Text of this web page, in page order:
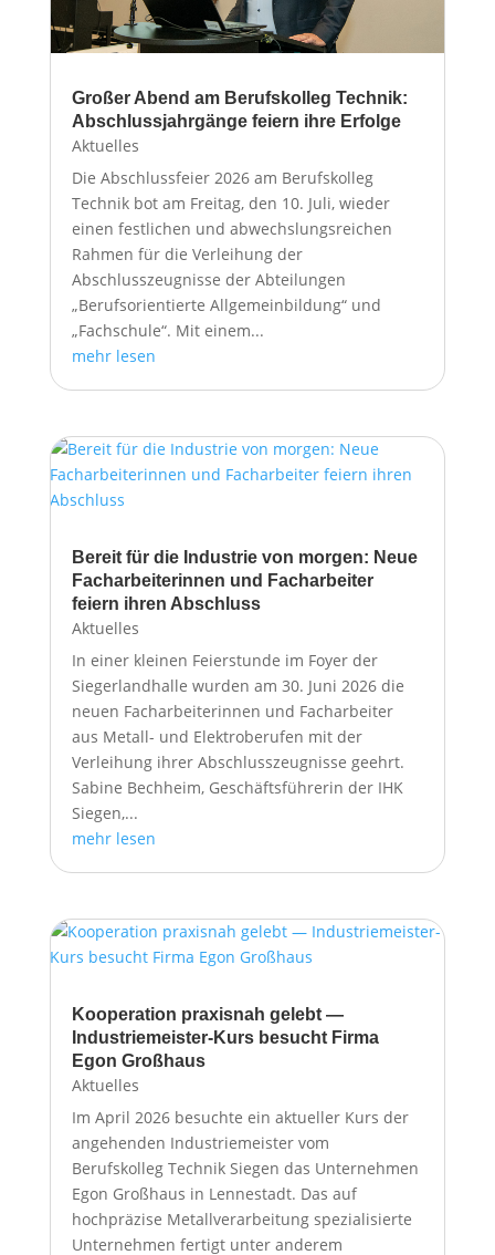
Großer Abend am Berufskolleg Technik:
Abschlussjahrgänge feiern ihre Erfolge
Aktuelles
Die Abschlussfeier 2026 am Berufskolleg
Technik bot am Freitag, den 10. Juli, wieder
einen festlichen und abwechslungsreichen
Rahmen für die Verleihung der
Abschlusszeugnisse der Abteilungen
„Berufsorientierte Allgemeinbildung“ und
„Fachschule“. Mit einem...
mehr lesen
Bereit für die Industrie von morgen: Neue
Facharbeiterinnen und Facharbeiter
feiern ihren Abschluss
Aktuelles
In einer kleinen Feierstunde im Foyer der
Siegerlandhalle wurden am 30. Juni 2026 die
neuen Facharbeiterinnen und Facharbeiter
aus Metall- und Elektroberufen mit der
Verleihung ihrer Abschlusszeugnisse geehrt.
Sabine Bechheim, Geschäftsführerin der IHK
Siegen,...
mehr lesen
Kooperation praxisnah gelebt —
Industriemeister-Kurs besucht Firma
Egon Großhaus
Aktuelles
Im April 2026 besuchte ein aktueller Kurs der
angehenden Industriemeister vom
Berufskolleg Technik Siegen das Unternehmen
Egon Großhaus in Lennestadt. Das auf
hochpräzise Metallverarbeitung spezialisierte
Unternehmen fertigt unter anderem